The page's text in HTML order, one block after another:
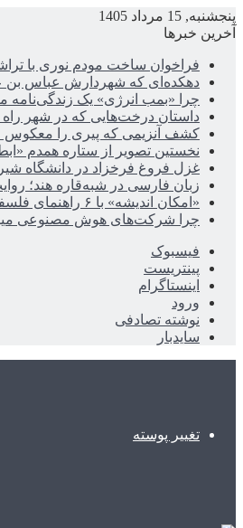
پنجشنبه, 15 مرداد 1405
آخرین خبرها
فراخوان ساخت مودم نوری با
دهکده‌ای که شهردارش عباس
چرا «بمب انرژی» یک زندگی‌نامه
داستان درخت‌هایی که در شهر راه
کشف آنزیمی که پیری را معکوس
نخستین تصویر از ستاره همدم
غزل فروغ فرخزاد در دانشگاه
زبان فارسی در شبه‌قاره هند؛
«امکان اندیشه» با ۶ راهنمای فلسفه غرب رونمایی شد
چرا شرکت‌های هوش مصنوعی
فیسبوک
پینتریست
اینستاگرام
ورود
نوشته تصادفی
سایدبار
تغییر پوسته